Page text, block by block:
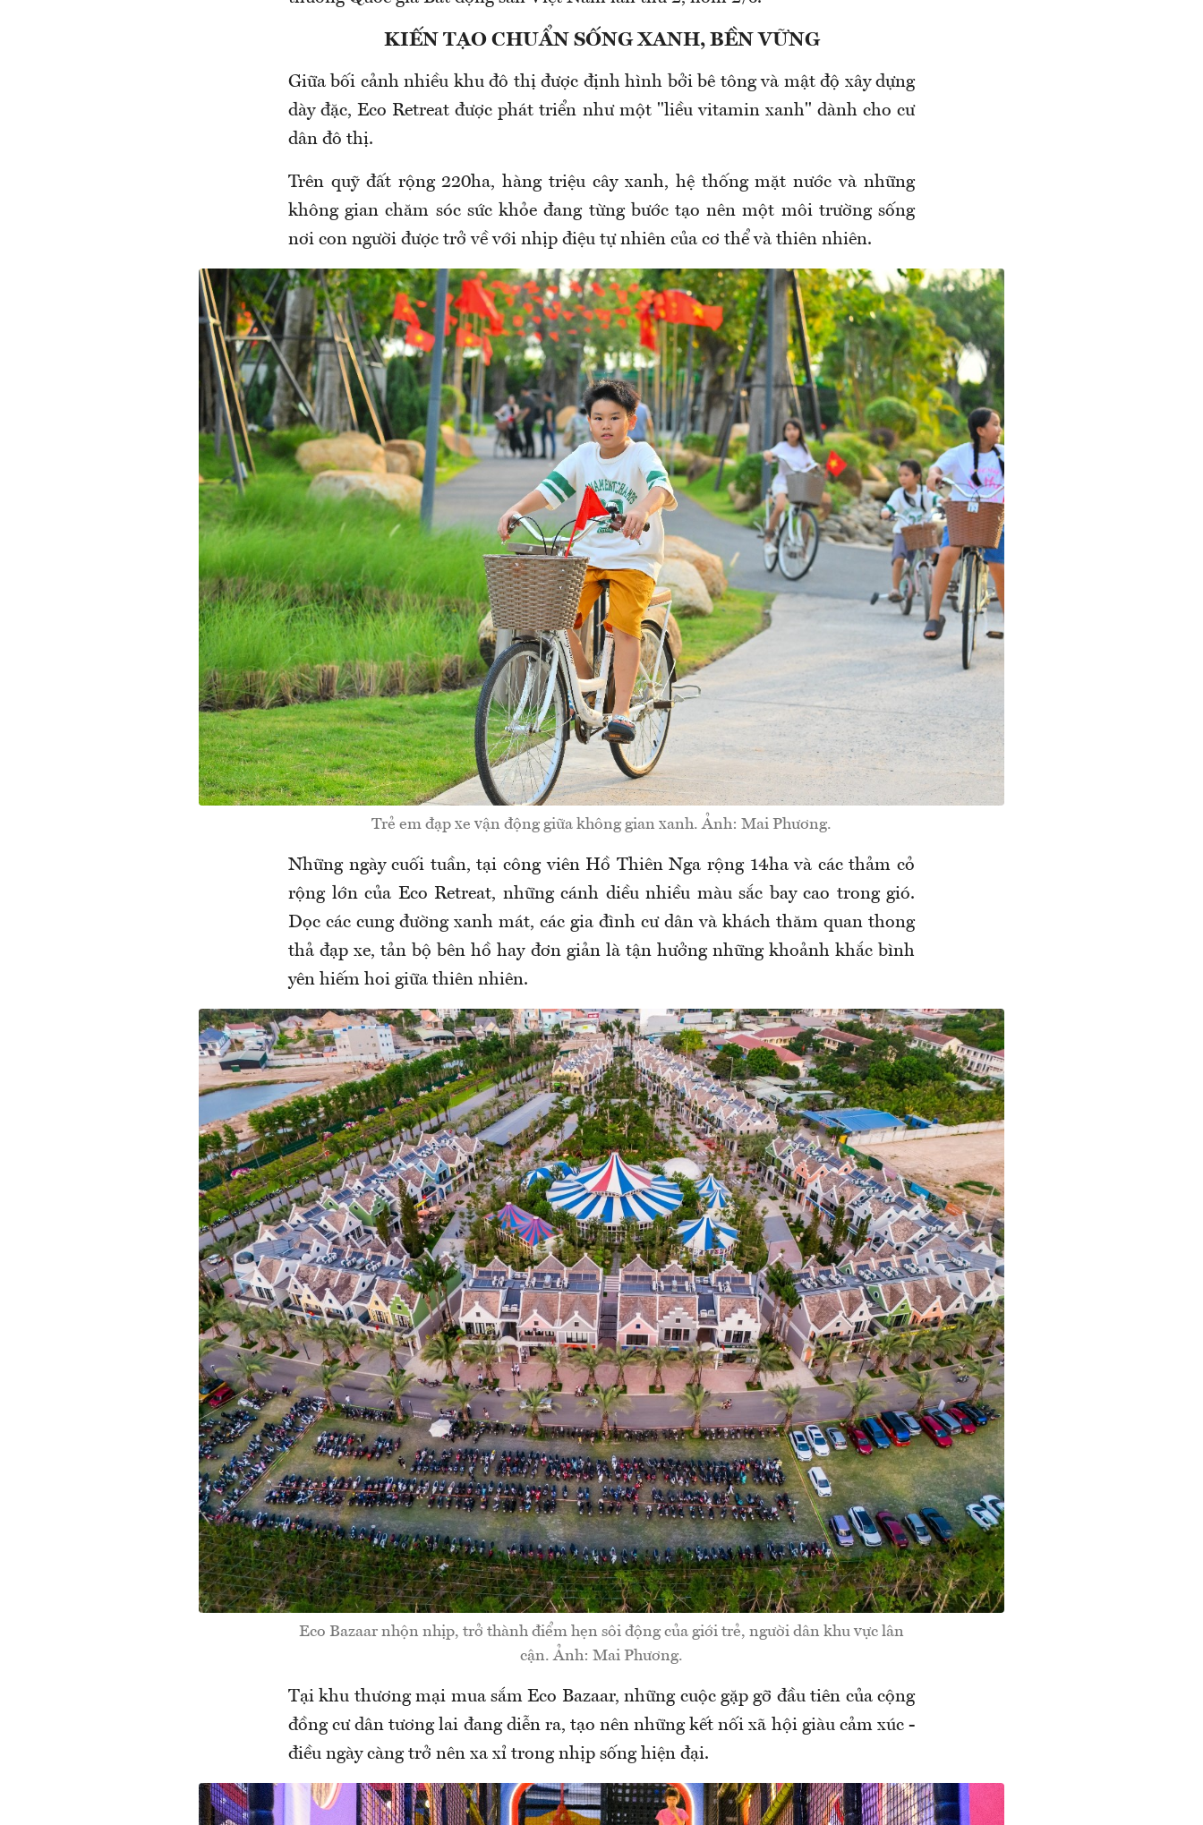
KIẾN TẠO CHUẨN SỐNG XANH, BỀN VỮNG
Giữa bối cảnh nhiều khu đô thị được định hình bởi bê tông và mật độ xây dựng
dày đặc, Eco Retreat được phát triển như một "liều vitamin xanh" dành cho cư
dân đô thị.
Trên quỹ đất rộng 220ha, hàng triệu cây xanh, hệ thống mặt nước và những
không gian chăm sóc sức khỏe đang từng bước tạo nên một môi trường sống
nơi con người được trở về với nhịp điệu tự nhiên của cơ thể và thiên nhiên.
Trẻ em đạp xe vận động giữa không gian xanh. Ảnh: Mai Phương.
Những ngày cuối tuần, tại công viên Hồ Thiên Nga rộng 14ha và các thảm cỏ
rộng lớn của Eco Retreat, những cánh diều nhiều màu sắc bay cao trong gió.
Dọc các cung đường xanh mát, các gia đình cư dân và khách thăm quan thong
thả đạp xe, tản bộ bên hồ hay đơn giản là tận hưởng những khoảnh khắc bình
yên hiếm hoi giữa thiên nhiên.
Eco Bazaar nhộn nhịp, trở thành điểm hẹn sôi động của giới trẻ, người dân khu vực lân
cận. Ảnh: Mai Phương.
Tại khu thương mại mua sắm Eco Bazaar, những cuộc gặp gỡ đầu tiên của cộng
đồng cư dân tương lai đang diễn ra, tạo nên những kết nối xã hội giàu cảm xúc -
điều ngày càng trở nên xa xỉ trong nhịp sống hiện đại.